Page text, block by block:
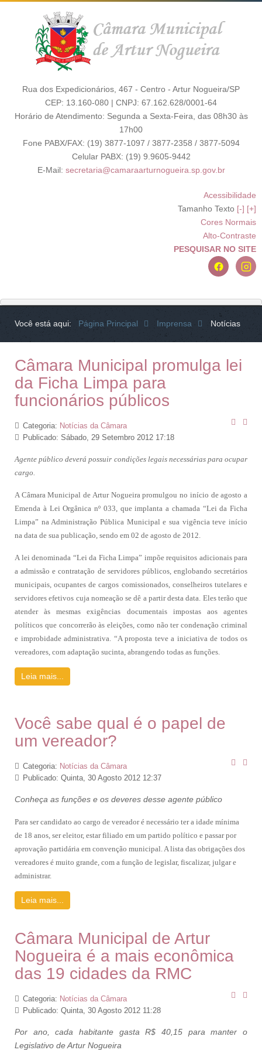
Rua dos Expedicionários, 467 - Centro - Artur Nogueira/SP
CEP: 13.160-080 | CNPJ: 67.162.628/0001-64
Horário de Atendimento: Segunda a Sexta-Feira, das 08h30 às
17h00
Fone PABX/FAX: (19) 3877-1097 / 3877-2358 / 3877-5094
Celular PABX: (19) 9.9605-9442
E-Mail: secretaria@camaraarturnogueira.sp.gov.br
Acessibilidade
Tamanho Texto [-] [+]
Cores Normais
Alto-Contraste
PESQUISAR NO SITE
Você está aqui: Página Principal Imprensa Notícias
Câmara Municipal promulga lei
da Ficha Limpa para
funcionários públicos
Categoria: Notícias da Câmara
Publicado: Sábado, 29 Setembro 2012 17:18
Agente público deverá possuir condições legais necessárias para ocupar
cargo.
A Câmara Municipal de Artur Nogueira promulgou no início de agosto a
Emenda à Lei Orgânica nº 033, que implanta a chamada “Lei da Ficha
Limpa” na Administração Pública Municipal e sua vigência teve início
na data de sua publicação, sendo em 02 de agosto de 2012.
A lei denominada “Lei da Ficha Limpa” impõe requisitos adicionais para
a admissão e contratação de servidores públicos, englobando secretários
municipais, ocupantes de cargos comissionados, conselheiros tutelares e
servidores efetivos cuja nomeação se dê a partir desta data. Eles terão que
atender às mesmas exigências documentais impostas aos agentes
políticos que concorrerão às eleições, como não ter condenação criminal
e improbidade administrativa. “A proposta teve a iniciativa de todos os
vereadores, com adaptação sucinta, abrangendo todas as funções.
Leia mais...
Você sabe qual é o papel de
um vereador?
Categoria: Notícias da Câmara
Publicado: Quinta, 30 Agosto 2012 12:37
Conheça as funções e os deveres desse agente público
Para ser candidato ao cargo de vereador é necessário ter a idade mínima
de 18 anos, ser eleitor, estar filiado em um partido político e passar por
aprovação partidária em convenção municipal. A lista das obrigações dos
vereadores é muito grande, com a função de legislar, fiscalizar, julgar e
administrar.
Leia mais...
Câmara Municipal de Artur
Nogueira é a mais econômica
das 19 cidades da RMC
Categoria: Notícias da Câmara
Publicado: Quinta, 30 Agosto 2012 11:28
Por ano, cada habitante gasta R$ 40,15 para manter o
Legislativo de Artur Nogueira